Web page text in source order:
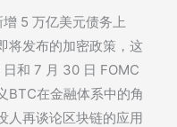
5 万亿美元债务上
将发布的加密政策，这
和 7 月 30 日 FOMC
BTC在金融体系中的角
人再谈论区块链的应用